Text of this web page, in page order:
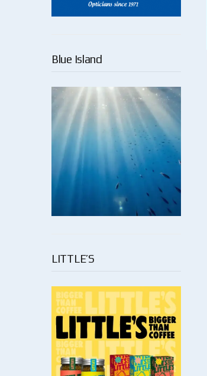
Blue Island
LITTLE’S